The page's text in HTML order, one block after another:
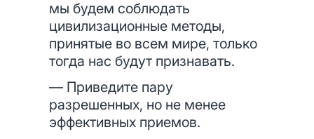
мы будем соблюдать
цивилизационные методы,
принятые во всем мире, только
тогда нас будут признавать.
— Приведите пару
разрешенных, но не менее
эффективных приемов.